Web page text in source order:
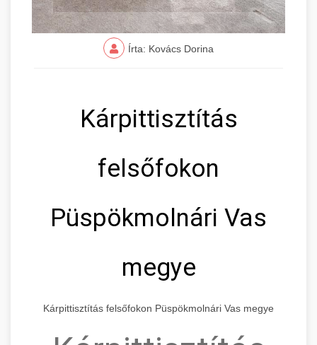
Írta: Kovács Dorina
Kárpittisztítás
felsőfokon
Püspökmolnári Vas
megye
Kárpittisztítás felsőfokon Püspökmolnári Vas megye